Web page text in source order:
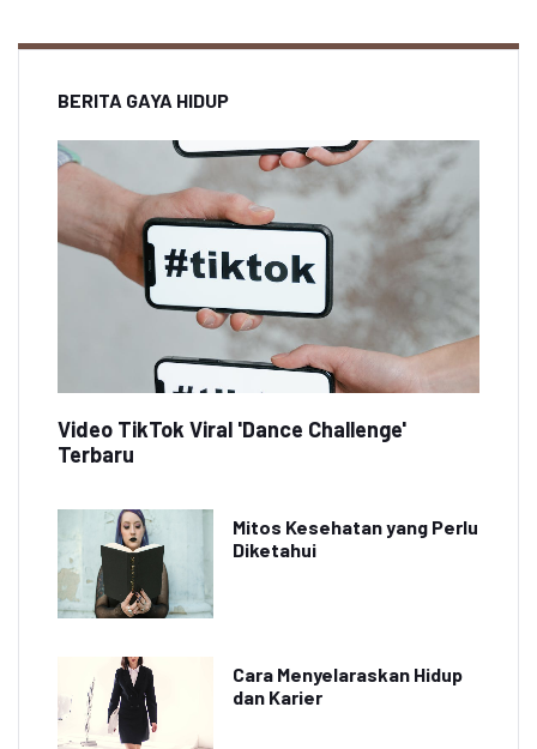
BERITA GAYA HIDUP
Video TikTok Viral 'Dance Challenge'
Terbaru
Mitos Kesehatan yang Perlu
Diketahui
Cara Menyelaraskan Hidup
dan Karier